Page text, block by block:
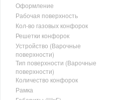
Оформление
Рабочая поверхность
Кол-во газовых конфорок
Решетки конфорок
Устройство (Варочные
поверхности)
Тип поверхности (Варочные
поверхности)
Количество конфорок
Рамка